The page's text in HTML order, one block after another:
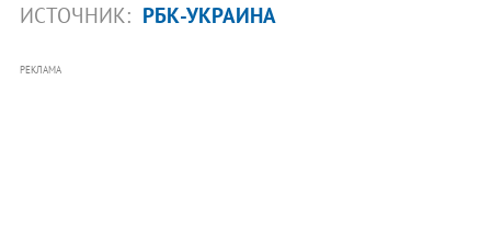
ИСТОЧНИК: РБК-УКРАИНА
РЕКЛАМА